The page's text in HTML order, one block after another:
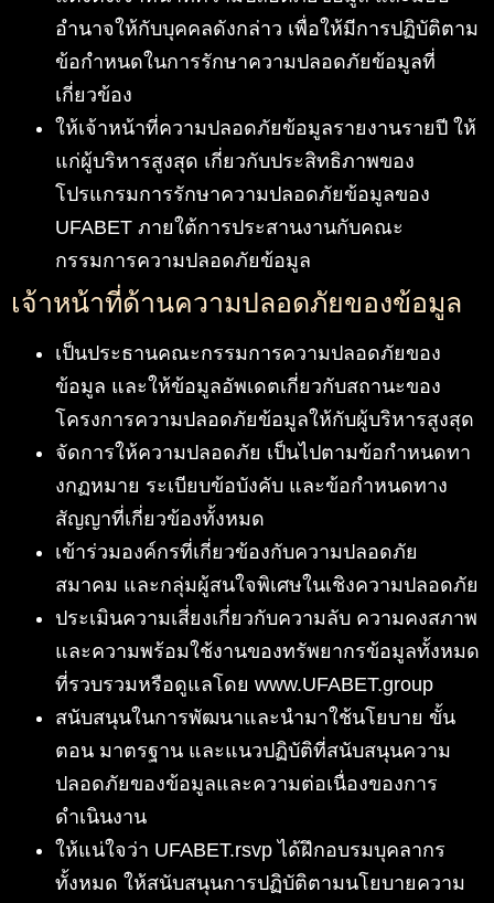
อำนาจให้กับบุคคลดังกล่าว เพื่อให้มีการปฏิบัติตาม
ข้อกำหนดในการรักษาความปลอดภัยข้อมูลที่
เกี่ยวข้อง
ให้เจ้าหน้าที่ความปลอดภัยข้อมูลรายงานรายปี ให้
แก่ผู้บริหารสูงสุด เกี่ยวกับประสิทธิภาพของ
โปรแกรมการรักษาความปลอดภัยข้อมูลของ
UFABET ภายใต้การประสานงานกับคณะ
กรรมการความปลอดภัยข้อมูล
เจ้าหน้าที่ด้านความปลอดภัยของข้อมูล
เป็นประธานคณะกรรมการความปลอดภัยของ
ข้อมูล และให้ข้อมูลอัพเดตเกี่ยวกับสถานะของ
โครงการความปลอดภัยข้อมูลให้กับผู้บริหารสูงสุด
จัดการให้ความปลอดภัย เป็นไปตามข้อกำหนดทา
งกฏหมาย ระเบียบข้อบังคับ และข้อกำหนดทาง
สัญญาที่เกี่ยวข้องทั้งหมด
เข้าร่วมองค์กรที่เกี่ยวข้องกับความปลอดภัย
สมาคม และกลุ่มผู้สนใจพิเศษในเชิงความปลอดภัย
ประเมินความเสี่ยงเกี่ยวกับความลับ ความคงสภาพ
และความพร้อมใช้งานของทรัพยากรข้อมูลทั้งหมด
ที่รวบรวมหรือดูแลโดย www.UFABET.group
สนับสนุนในการพัฒนาและนำมาใช้นโยบาย ขั้น
ตอน มาตรฐาน และแนวปฏิบัติที่สนับสนุนความ
ปลอดภัยของข้อมูลและความต่อเนื่องของการ
ดำเนินงาน
ให้แน่ใจว่า UFABET.rsvp ได้ฝึกอบรมบุคลากร
ทั้งหมด ให้สนับสนุนการปฏิบัติตามนโยบายความ